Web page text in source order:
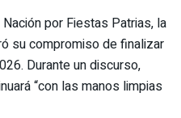
por Fiestas Patrias, la
su compromiso de finalizar
Durante un discurso,
“con las manos limpias